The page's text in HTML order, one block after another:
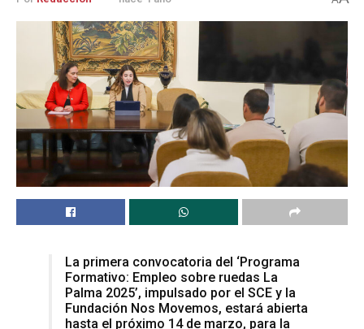
La primera convocatoria del ‘Programa
Formativo: Empleo sobre ruedas La
Palma 2025’, impulsado por el SCE y la
Fundación Nos Movemos, estará abierta
hasta el próximo 14 de marzo, para la